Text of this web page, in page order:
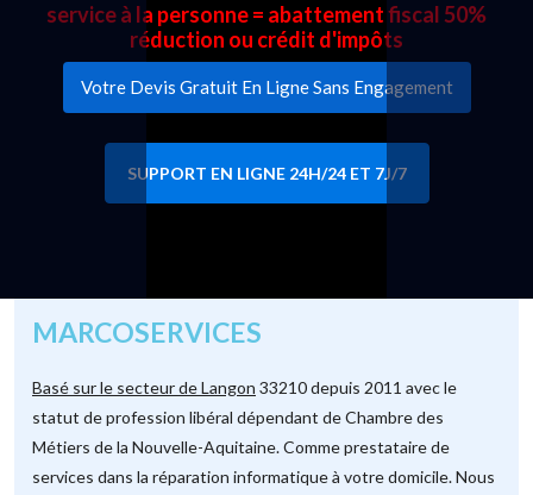
service à la personne = abattement fiscal 50%
réduction ou crédit d'impôts
Votre Devis Gratuit En Ligne Sans Engagement
SUPPORT EN LIGNE 24H/24 ET 7J/7
MARCOSERVICES
Basé sur le secteur de Langon 33210 depuis 2011 avec le
statut de profession libéral dépendant de Chambre des
Métiers de la Nouvelle-Aquitaine. Comme prestataire de
services dans la réparation informatique à votre domicile. Nous